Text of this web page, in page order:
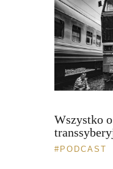
Wszystko
PODCAST